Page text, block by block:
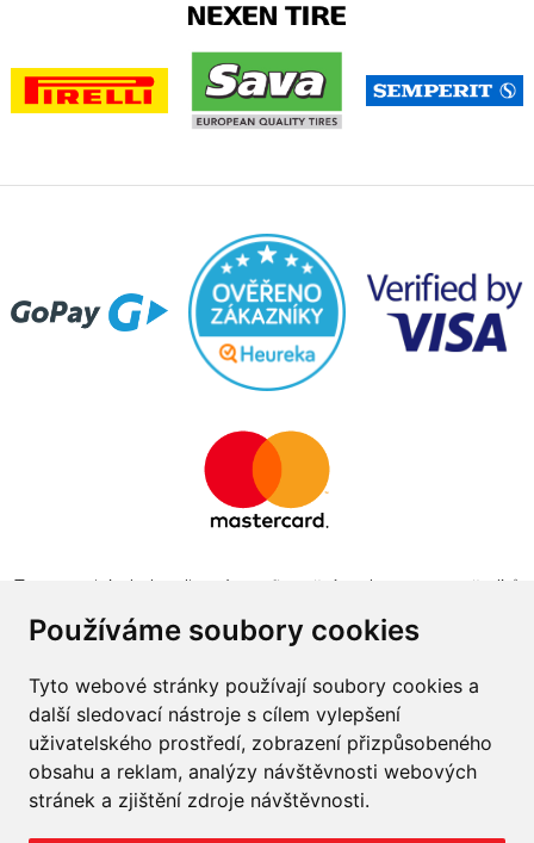
Používáme soubory cookies
Tyto webové stránky používají soubory cookies a
další sledovací nástroje s cílem vylepšení
uživatelského prostředí, zobrazení přizpůsobeného
obsahu a reklam, analýzy návštěvnosti webových
stránek a zjištění zdroje návštěvnosti.
Tento projekt byl realizován za finanční podpory z prostředků
obchodu v programu The Country for the Future
Napište nám